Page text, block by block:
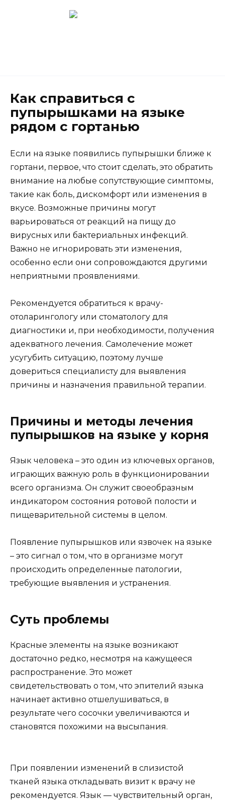
Как справиться с
пупырышками на языке
рядом с гортанью
Если на языке появились пупырышки ближе к
гортани, первое, что стоит сделать, это обратить
внимание на любые сопутствующие симптомы,
такие как боль, дискомфорт или изменения в
вкусе. Возможные причины могут
варьироваться от реакций на пищу до
вирусных или бактериальных инфекций.
Важно не игнорировать эти изменения,
особенно если они сопровождаются другими
неприятными проявлениями.
Рекомендуется обратиться к врачу-
отоларингологу или стоматологу для
диагностики и, при необходимости, получения
адекватного лечения. Самолечение может
усугубить ситуацию, поэтому лучше
довериться специалисту для выявления
причины и назначения правильной терапии.
Причины и методы лечения
пупырышков на языке у корня
Язык человека – это один из ключевых органов,
играющих важную роль в функционировании
всего организма. Он служит своеобразным
индикатором состояния ротовой полости и
пищеварительной системы в целом.
Появление пупырышков или язвочек на языке
– это сигнал о том, что в организме могут
происходить определенные патологии,
требующие выявления и устранения.
Суть проблемы
Красные элементы на языке возникают
достаточно редко, несмотря на кажущееся
распространение. Это может
свидетельствовать о том, что эпителий языка
начинает активно отшелушиваться, в
результате чего сосочки увеличиваются и
становятся похожими на высыпания.
При появлении изменений в слизистой
тканей языка откладывать визит к врачу не
рекомендуется. Язык — чувствительный орган,